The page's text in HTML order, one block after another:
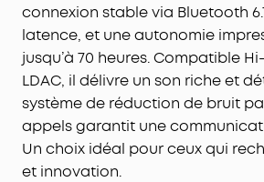
connexion stable via Bluetooth
latence, et une autonomie
jusqu’à 70 heures. Compatible
LDAC, il délivre un son riche et
système de réduction de bruit
appels garantit une
Un choix idéal pour ceux qui
et innovation.